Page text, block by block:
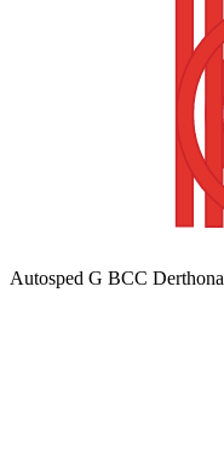
Autosped G BCC Derthona